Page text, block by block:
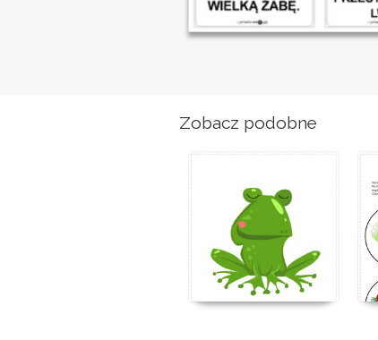
Zobacz podobne